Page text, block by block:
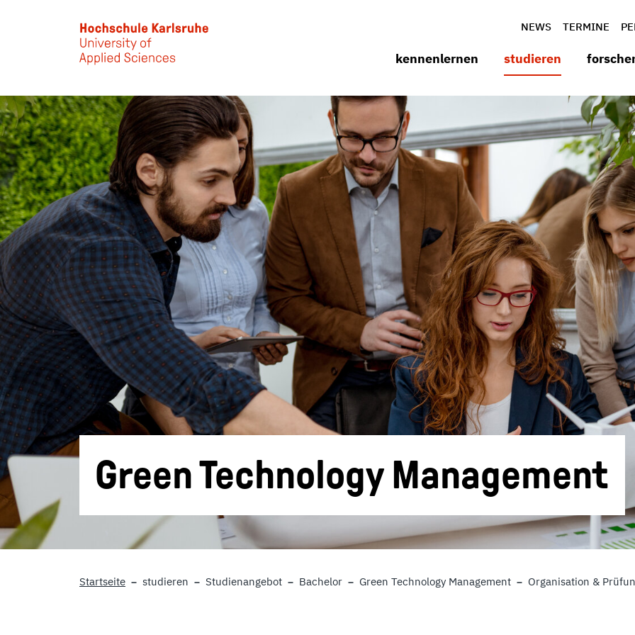
NEWS
TERMINE
kennenlernen studieren
Green Technology Management
Startseite studieren Studienangebot Bachelor Green Technology Management Organisation &